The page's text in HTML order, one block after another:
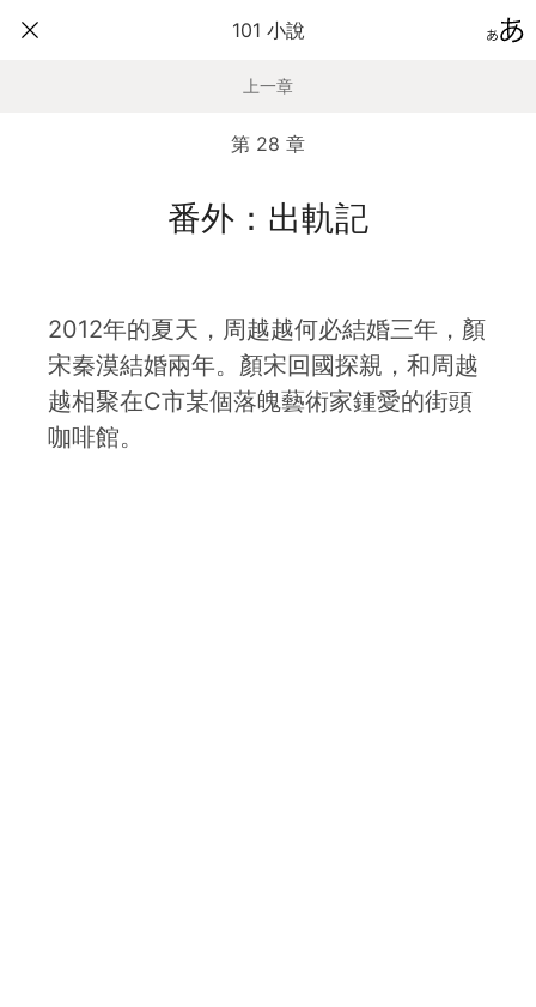
101 小說
上一章
第 28 章
番外：出軌記
2012年的夏天，周越越何必結婚三年，顏
宋秦漠結婚兩年。顏宋回國探親，和周越
越相聚在C市某個落魄藝術家鍾愛的街頭
咖啡館。